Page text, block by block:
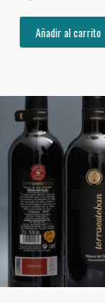
Añadir al carrito